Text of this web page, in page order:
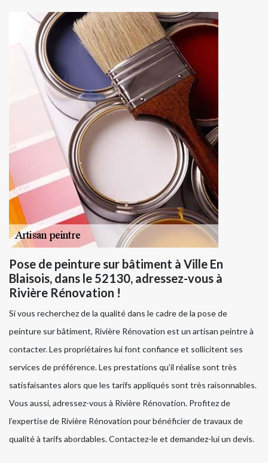
Pose de peinture sur bâtiment à Ville En
Blaisois, dans le 52130, adressez-vous à
Rivière Rénovation !
Si vous recherchez de la qualité dans le cadre de la pose de
peinture sur bâtiment, Rivière Rénovation est un artisan peintre à
contacter. Les propriétaires lui font confiance et sollicitent ses
services de préférence. Les prestations qu’il réalise sont très
satisfaisantes alors que les tarifs appliqués sont très raisonnables.
Vous aussi, adressez-vous à Rivière Rénovation. Profitez de
l’expertise de Rivière Rénovation pour bénéficier de travaux de
qualité à tarifs abordables. Contactez-le et demandez-lui un devis.